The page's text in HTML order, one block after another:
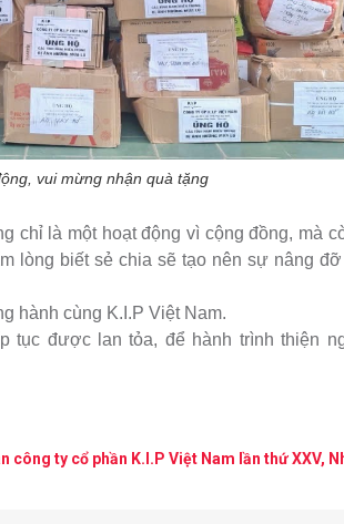
vui mừng nhận quà tặng
chỉ là một hoạt động vì cộng đồng, mà
lòng biết sẻ chia sẽ tạo nên sự nâng
hành cùng K.I.P Việt Nam.
tục được lan tỏa, để hành trình thiện